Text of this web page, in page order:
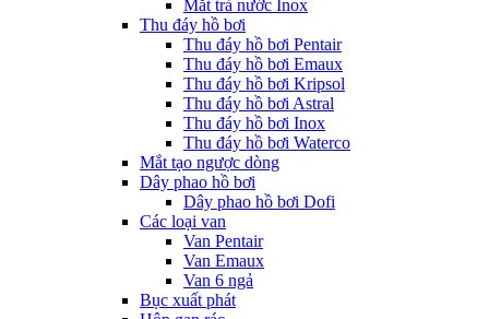
Mắt trả nước Inox
Thu đáy hồ bơi
Thu đáy hồ bơi Pentair
Thu đáy hồ bơi Emaux
Thu đáy hồ bơi Kripsol
Thu đáy hồ bơi Astral
Thu đáy hồ bơi Inox
Thu đáy hồ bơi Waterco
Mắt tạo ngược dòng
Dây phao hồ bơi
Dây phao hồ bơi Dofi
Các loại van
Van Pentair
Van Emaux
Van 6 ngả
Bục xuất phát